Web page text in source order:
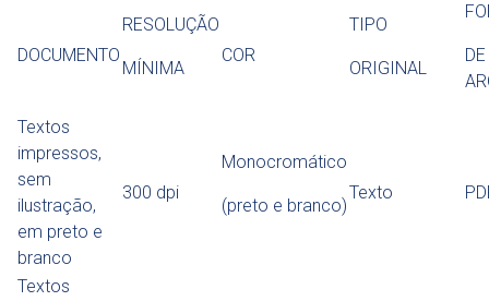
DOCUMENTO
RESOLUÇÃO
MÍNIMA
COR
TIPO
ORIGINAL
DE
Textos
impressos,
sem
ilustração,
em preto e
branco
300 dpi
Monocromático
(preto e branco)
Texto
Textos